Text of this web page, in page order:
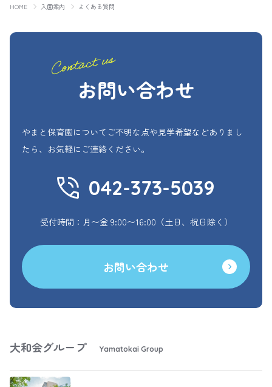
HOME 入園案内 よくある質問
お問い合わせ
やまと保育園についてご不明な点や見学希望などありまし
たら、お気軽にご連絡ください。
042-373-5039
受付時間：月〜金 9:00〜16:00（土日、祝日除く）
お問い合わせ
大和会グループ Yamatokai Group